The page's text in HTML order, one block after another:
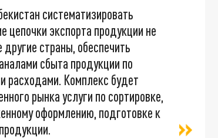
систематизировать
цепочки экспорта продукции не
страны, обеспечить
сбыта продукции по
расходами. Комплекс будет
рынка услуги по сортировке,
оформлению, подготовке к